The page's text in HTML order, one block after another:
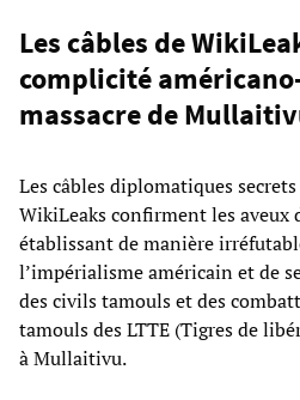
Les câbles de
complicité
massacre de
Les câbles diplomatiques
WikiLeaks confirment les aveux
établissant de manière
l’impérialisme américain et de
des civils tamouls et des
tamouls des LTTE (Tigres de
à Mullaitivu.